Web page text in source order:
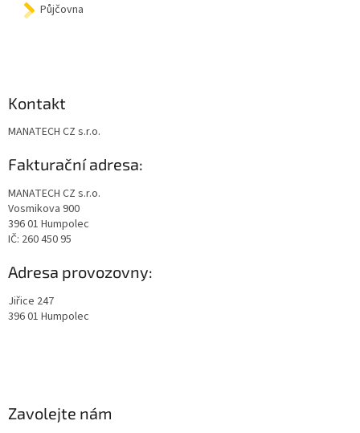
Půjčovna
Kontakt
MANATECH CZ s.r.o.
Fakturační adresa:
MANATECH CZ s.r.o.
Vosmikova 900
396 01 Humpolec
IČ: 260 450 95
Adresa provozovny:
Jiřice 247
396 01 Humpolec
Zavolejte nám